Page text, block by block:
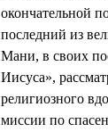
окончательной
последний из
Мани, в своих
Иисуса»,
религиозного
миссии по